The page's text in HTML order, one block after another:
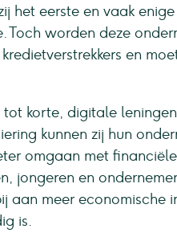
het eerste en vaak
Toch worden deze
en
korte, digitale
kunnen zij hun
omgaan met
jongeren en
aan meer economische
is.